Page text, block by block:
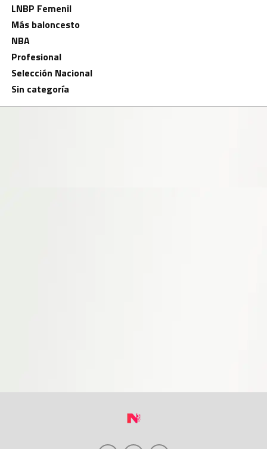
LNBP Femenil
Más baloncesto
NBA
Profesional
Selección Nacional
Sin categoría